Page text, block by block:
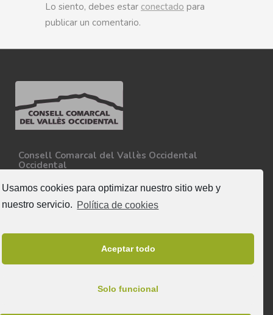
Usamos cookies para optimizar nuestro sitio web y
nuestro servicio. Política de cookies
Aceptar todo
Solo funcional
Lo siento, debes estar conectado para
publicar un comentario.
Consell Comarcal del Vallès Occidental
Occidental
08227 - Terrassa
Tel. 93 727 35 34